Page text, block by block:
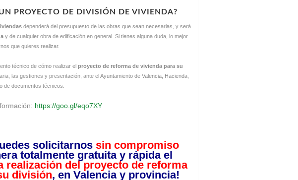
PROYECTO DE DIVISIÓN DE VIVIENDA?
dependerá del presupuesto de las obras que sean necesarias, y será
y de cualquier obra de edificación en general. Si tienes alguna duda, lo mejor
que quieres realizar.
técnico de cómo realizar elproyecto de reforma de vivienda para su
las gestiones y presentación, ante el Ayuntamiento de Valencia, Hacienda,
de documentos técnicos.
https://goo.gl/eqo7XY
solicitarnos sin compromiso
totalmente gratuita y rápida el
realización del proyecto de reforma
división, en Valencia y provincia!